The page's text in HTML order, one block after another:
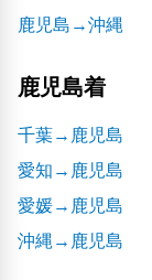
鹿児島→沖縄
鹿児島着
千葉→鹿児島
愛知→鹿児島
愛媛→鹿児島
沖縄→鹿児島